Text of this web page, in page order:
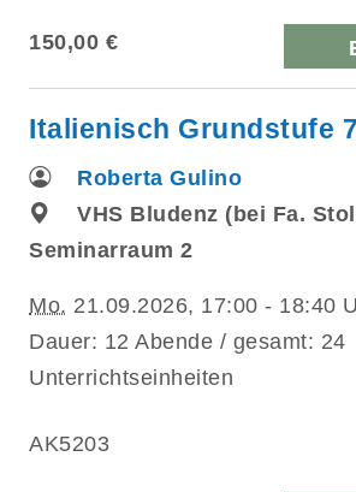
150,00 €
Italienisch Grundstufe
Roberta Gulino
VHS Bludenz (bei Fa.
Seminarraum 2
Mo. 21.09.2026, 17:00 - 18:40
Dauer: 12 Abende / gesamt: 24
Unterrichtseinheiten
AK5203